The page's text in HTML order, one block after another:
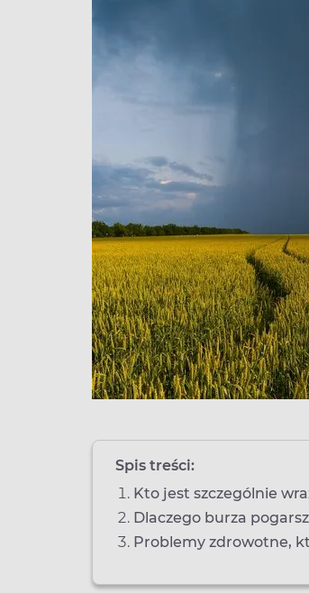
Spis treści:
Kto jest szczególnie
Dlaczego burza
Problemy zdrowotne,